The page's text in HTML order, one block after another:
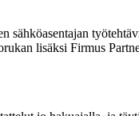
lisäksi Firmus